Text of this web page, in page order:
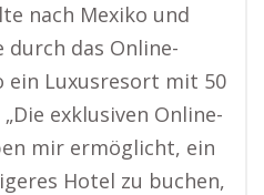
nach Mexiko und
durch das Online-
ein Luxusresort mit 50
exklusiven Online-
mir ermöglicht, ein
Hotel zu buchen,